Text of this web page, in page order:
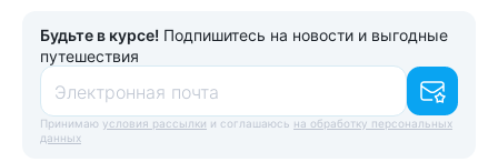
Будьте в курсе! Подпишитесь на новости и выгодные
путешествия
Электронная почта
Принимаю условия рассылки и соглашаюсь на обработку персональных
данных